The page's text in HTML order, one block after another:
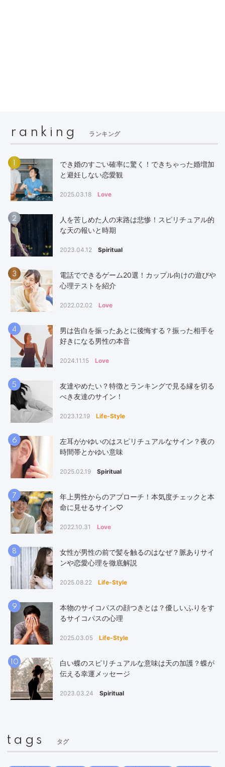
ranking ランキング
でき婚のすごい確率に驚く！できちゃった婚増加
と避妊しない恋愛観
2025.03.18 Love
2
人を苦しめた人の末路は悲惨！スピリチュアル的
な天の報いと時期
2023.04.12 Spiritual
3
電話でできるゲーム20選！カップル向けの遊びや
心理テストを紹介
2022.02.02 Love
4
男は告白を振ったあとに後悔する？振った相手を
好きになる男性の本音
2024.11.15 Love
5
友達やめたい？特徴とランキングで見る縁を切る
べき友達のサイン！
2023.12.19 Life-Style
6
左耳がかゆいのはスピリチュアルなサイン？夜の
時間帯とかゆい意味
2025.02.19 Spiritual
7
年上男性からのアプローチ！本気度チェックと本
命に見せるサイン♡
2022.10.31 Love
8
女性が男性の前で髪を触るのはなぜ？脈ありサイ
ンや恋愛心理を徹底解説
2025.08.22 Life-Style
9
本物のサイコパスの顔つきとは？優しいふりをす
るサイコパスの心理
2025.03.05 Life-Style
10
白い蝶のスピリチュアルな意味は天の加護？蝶が
伝える幸運メッセージ
2023.03.24 Spiritual
tags タグ